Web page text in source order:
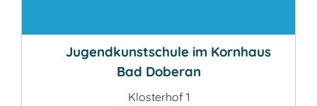
Jugendkunstschule im Kornhaus
Bad Doberan
Klosterhof 1